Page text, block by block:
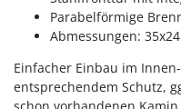
Sichelmulcher für
Sortierer für Oliven
Sprühgeräte für
Stäubegeräte für
Il-Tec
Infaco
Parabelförmige
Abmessungen:
Einfacher Einbau im
entsprechendem Schutz,